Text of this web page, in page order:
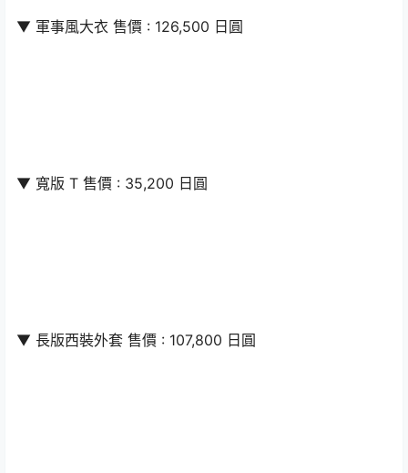
▼ 軍事風大衣 售價 : 126,500 日圓
▼ 寬版 T 售價 : 35,200 日圓
▼ 長版西裝外套 售價 : 107,800 日圓